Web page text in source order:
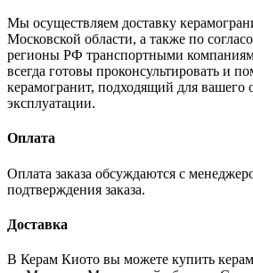
Мы осуществляем доставку
Московской области, а также по
регионы РФ транспортными
всегда готовы проконсультировать и
керамогранит, подходящий для вашего
эксплуатации.
Оплата
Оплата заказа обсуждаются с
подтверждения заказа.
Доставка
В Керам Киото вы можете купить